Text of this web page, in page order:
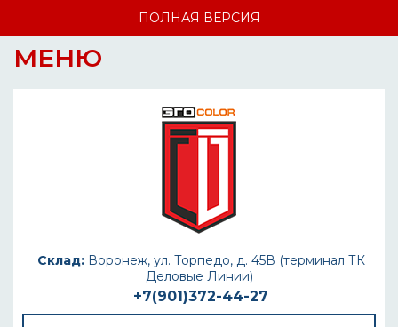
ПОЛНАЯ ВЕРСИЯ
МЕНЮ
Склад:Воронеж, ул. Торпедо, д. 45В (терминал ТК
Деловые Линии)
+7(901)372-44-27